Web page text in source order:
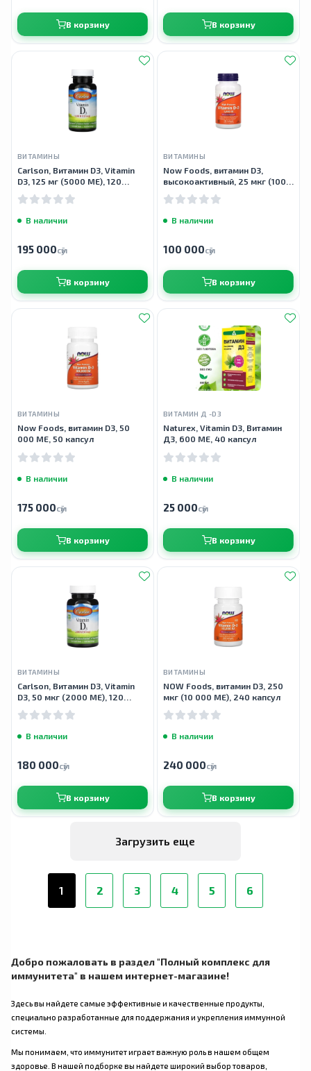
В корзину В корзину
ВИТАМИНЫ
Carlson, Витамин D3, Vitamin
D3, 125 мг (5000 МЕ), 120
В наличии
195 000сӯм
В корзину
ВИТАМИНЫ
Now Foods, витамин D3,
высокоактивный, 25 мкг (1000
В наличии
100 000сӯм
В корзину
ВИТАМИНЫ
Now Foods, витамин D3, 50
000 МЕ, 50 капсул
В наличии
175 000сӯм
В корзину
ВИТАМИН Д -D3
Naturex, Vitamin D3, Витамин
Д3, 600 ME, 40 капсул
В наличии
25 000сӯм
В корзину
ВИТАМИНЫ
Carlson, Витамин D3, Vitamin
D3, 50 мкг (2000 МЕ), 120
В наличии
180 000сӯм
В корзину
ВИТАМИНЫ
NOW Foods, витамин D3, 250
мкг (10 000 МЕ), 240 капсул
В наличии
240 000сӯм
В корзину
Загрузить еще
1 2 3 4 5 6
Добро пожаловать в раздел "Полный комплекс для
иммунитета" в нашем интернет-магазине!
Здесь вы найдете самые эффективные и качественные продукты,
специально разработанные для поддержания и укрепления иммунной
системы.
Мы понимаем, что иммунитет играет важную роль в нашем общем
здоровье. В нашей подборке вы найдете широкий выбор товаров,